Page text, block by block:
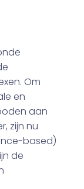
Om
en
aan
zijn nu
based)
de